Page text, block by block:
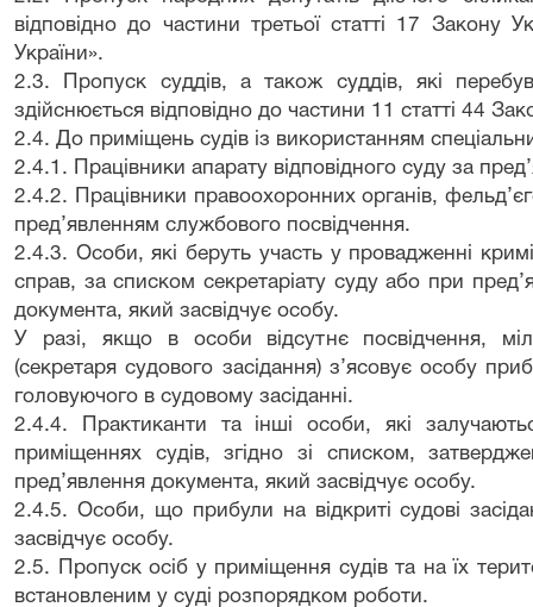
відповідно до частини третьої статті 17 Закону
України».
2.3. Пропуск суддів, а також суддів, які
здійснюється відповідно до частини 11 статті 44
2.4. До приміщень судів із використанням
2.4.1. Працівники апарату відповідного суду за
2.4.2. Працівники правоохоронних органів,
пред’явленням службового посвідчення.
2.4.3. Особи, які беруть участь у провадженні
справ, за списком секретаріату суду або при
документа, який засвідчує особу.
У разі, якщо в особи відсутнє посвідчення,
(секретаря судового засідання) з’ясовує особу
головуючого в судовому засіданні.
2.4.4. Практиканти та інші особи, які
приміщеннях судів, згідно зі списком,
пред’явлення документа, який засвідчує особу.
2.4.5. Особи, що прибули на відкриті судові
засвідчує особу.
2.5. Пропуск осіб у приміщення судів та на їх
встановленим у суді розпорядком роботи.